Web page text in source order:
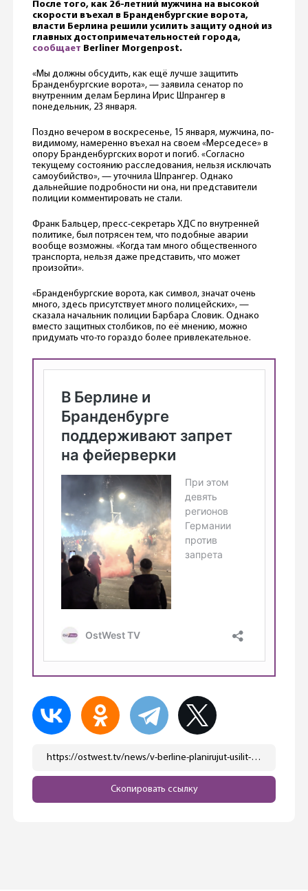
После того, как 26-летний мужчина на высокой
скорости въехал в Бранденбургские ворота,
власти Берлина решили усилить защиту одной из
главных достопримечательностей города,
сообщает Berliner Morgenpost.
«Мы должны обсудить, как ещё лучше защитить
Бранденбургские ворота», — заявила сенатор по
внутренним делам Берлина Ирис Шпрангер в
понедельник, 23 января.
Поздно вечером в воскресенье, 15 января, мужчина, по-
видимому, намеренно въехал на своем «Мерседесе» в
опору Бранденбургских ворот и погиб. «Согласно
текущему состоянию расследования, нельзя исключать
самоубийство», — уточнила Шпрангер. Однако
дальнейшие подробности ни она, ни представители
полиции комментировать не стали.
Франк Бальцер, пресс-секретарь ХДС по внутренней
политике, был потрясен тем, что подобные аварии
вообще возможны. «Когда там много общественного
транспорта, нельзя даже представить, что может
произойти».
«Бранденбургские ворота, как символ, значат очень
много, здесь присутствует много полицейских», —
сказала начальник полиции Барбара Словик. Однако
вместо защитных столбиков, по её мнению, можно
придумать что-то гораздо более привлекательное.
https://ostwest.tv/news/v-berline-planirujut-usilit-zashhitu-brandenburgskih-vorot/
Скопировать ссылку